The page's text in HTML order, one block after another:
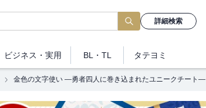
詳細検索
ビジネス ・実用 BL・TL タテヨミ
金色の文字使い ―勇者四人に巻き込まれたユニークチート―